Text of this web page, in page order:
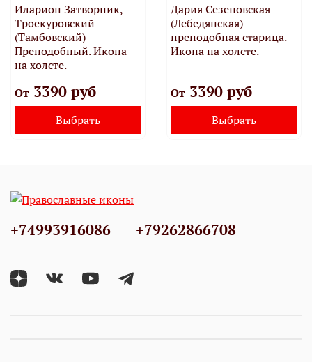
Иларион Затворник,
Троекуровский
(Тамбовский)
Преподобный. Икона
на холсте.
От3390 руб
Выбрать
Дария Сезеновская
(Лебедянская)
преподобная старица.
Икона на холсте.
От3390 руб
Выбрать
+74993916086 +79262866708